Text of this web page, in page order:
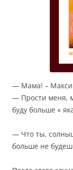
— Мама! –
— Прости меня,
буду больше «
— Что ты,
больше не